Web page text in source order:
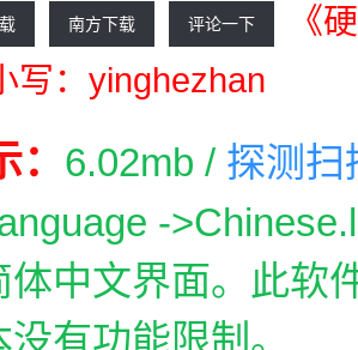
南方下载 评论一下
《
写：yinghezhan
6.02mb / 探测扫
-
体中文界面。此软
有功能限制。